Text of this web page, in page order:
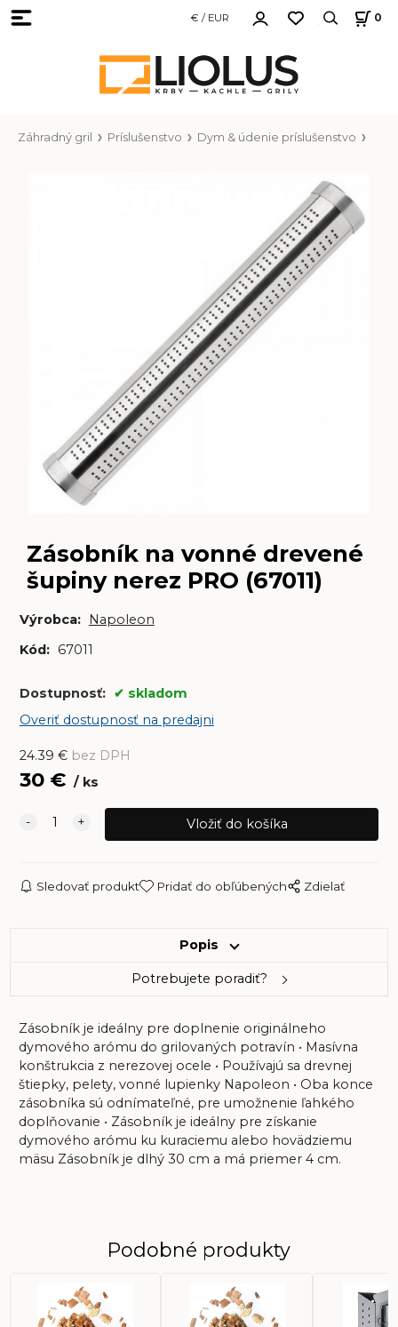
€ / EUR 0
Záhradný gril Príslušenstvo Dym & údenie príslušenstvo
Zásobník na vonné drevené
šupiny nerez PRO (67011)
Výrobca:
Napoleon
Kód: 67011
Dostupnosť:
skladom
Overiť dostupnosť na predajni
24.39 € bez DPH
30€ ks
Sledovať produkt Pridať do obľúbených Zdielať
Popis
Potrebujete poradiť?
Zásobník je ideálny pre doplnenie originálneho
dymového arómu do grilovaných potravín • Masívna
konštrukcia z nerezovej ocele • Používajú sa drevnej
štiepky, pelety, vonné lupienky Napoleon • Oba konce
zásobníka sú odnímateľné, pre umožnenie ľahkého
doplňovanie • Zásobník je ideálny pre získanie
dymového arómu ku kuraciemu alebo hovädziemu
mäsu Zásobník je dlhý 30 cm a má priemer 4 cm.
Podobné produkty